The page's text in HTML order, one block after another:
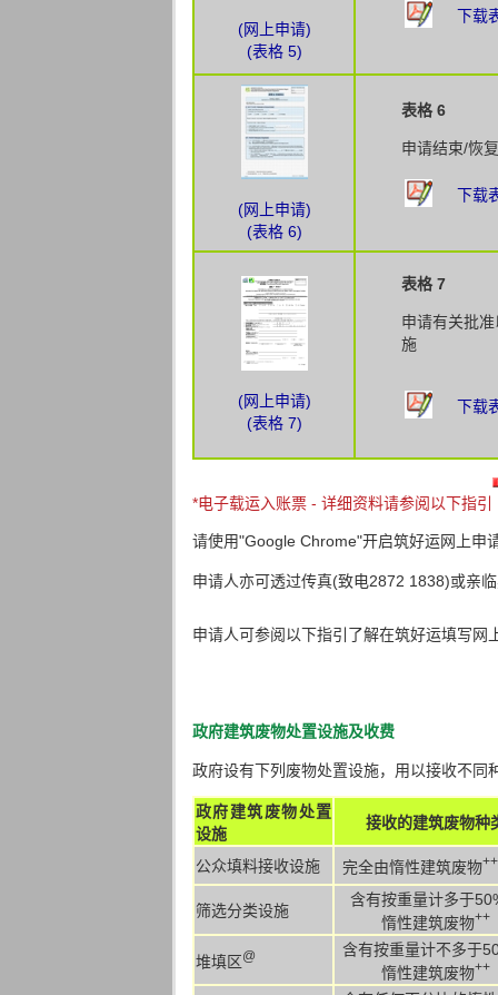
(网上申请)
(表格 5)
下载
(网上申请)
(表格 6)
表格 6
申请结束/恢
下载
(网上申请)
(表格 7)
表格 7
申请有关批
施
下载
*电子载运入账票 - 详细资料请参阅以下指引
请使用"Google Chrome"开启筑好运网上申
申请人亦可透过传真(致电2872 1838)或亲
申请人可参阅以下指引了解在筑好运填写网
政府建筑废物处置设施及收费
政府设有下列废物处置设施，用以接收不同
政府建筑废物处置
设施
接收的建筑废物种
公众填料接收设施 完全由惰性建筑废物++
筛选分类设施
含有按重量计多于
惰性建筑废物++
堆填区@
含有按重量计不多于
惰性建筑废物++